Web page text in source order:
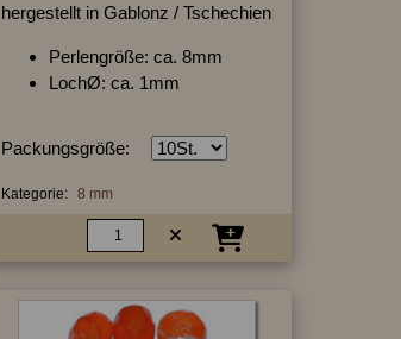
hergestellt in Gablonz / Tschechien
Perlengröße: ca. 8mm
LochØ: ca. 1mm
Packungsgröße:
Kategorie: 8 mm